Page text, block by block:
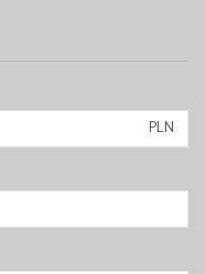
PLN